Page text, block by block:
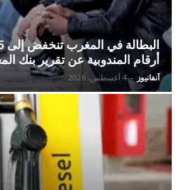
أرقام المندوبية عن تقرير بنك
آنفانيوز - 4 أغسطس، 2026